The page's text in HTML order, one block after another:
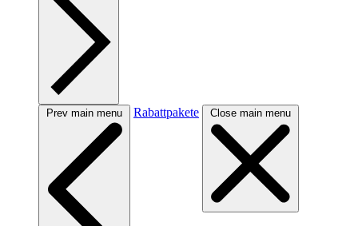
Prev main menu Rabattpakete Close main menu